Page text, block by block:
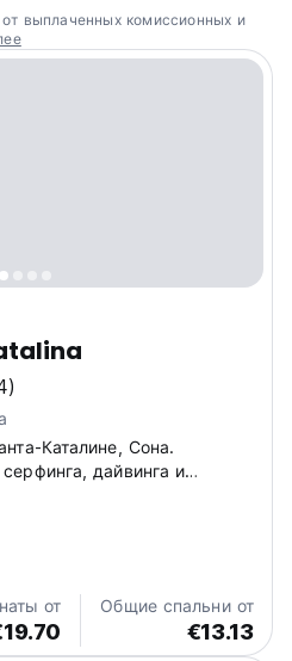
выплаченных комиссионных и
Каталине, Сона.
дайвинга и
для себя нетронутую
этим очаровательным
от Общие спальни от
€13.13